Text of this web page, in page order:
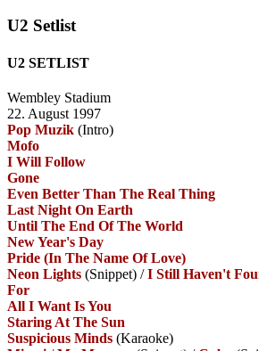
U2 Setlist
U2 SETLIST
Wembley Stadium
22. August 1997
Pop Muzik (Intro)
Mofo
I Will Follow
Gone
Even Better Than The Real Thing
Last Night On Earth
Until The End Of The World
New Year's Day
Pride (In The Name Of Love)
Neon Lights (Snippet) /I Still Haven't
For
All I Want Is You
Staring At The Sun
Suspicious Minds (Karaoke)